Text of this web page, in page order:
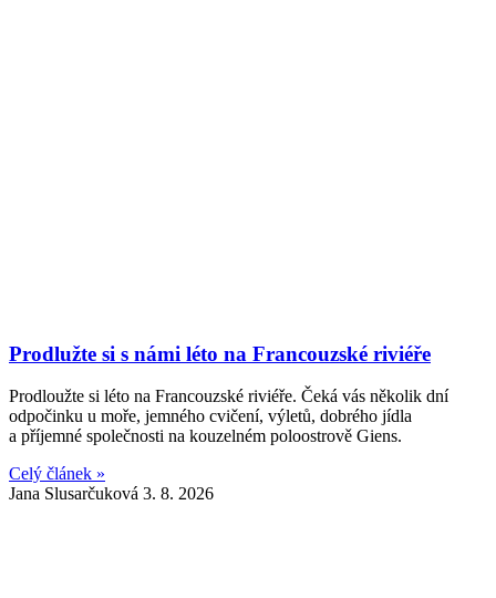
Prodlužte si s námi léto na Francouzské riviéře
Prodloužte si léto na Francouzské riviéře. Čeká vás několik dní
odpočinku u moře, jemného cvičení, výletů, dobrého jídla
a příjemné společnosti na kouzelném poloostrově Giens.
Celý článek »
Jana Slusarčuková 3. 8. 2026